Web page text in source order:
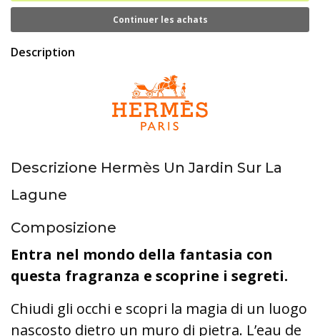
Continuer les achats
Description
Descrizione Hermès Un Jardin Sur La
Lagune
Composizione
Entra nel mondo della fantasia con
questa fragranza e scoprine i segreti.
Chiudi gli occhi e scopri la magia di un luogo
nascosto dietro un muro di pietra. L’eau de